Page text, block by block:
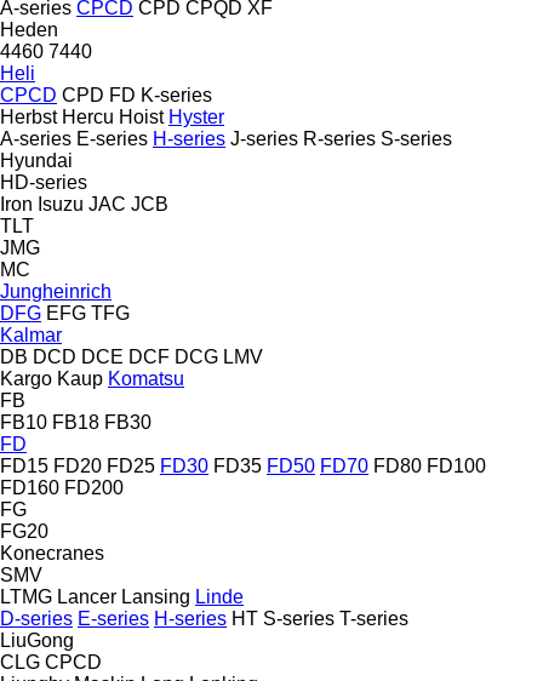
A-series CPCD CPD CPQD XF
Heden
4460 7440
Heli
CPCD CPD FD K-series
Herbst Hercu Hoist Hyster
A-series E-series H-series J-series R-series S-series
Hyundai
HD-series
Iron Isuzu JAC JCB
TLT
JMG
MC
Jungheinrich
DFG EFG TFG
Kalmar
DB DCD DCE DCF DCG LMV
Kargo Kaup Komatsu
FB
FB10 FB18 FB30
FD
FD15 FD20 FD25 FD30 FD35 FD50 FD70 FD80 FD100
FD160 FD200
FG
FG20
Konecranes
SMV
LTMG Lancer Lansing Linde
D-series E-series H-series HT S-series T-series
LiuGong
CLG CPCD